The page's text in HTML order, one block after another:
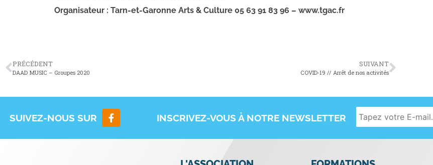
Organisateur : Tarn-et-Garonne Arts & Culture 05 63 91 83 96 – www.tgac.fr
PRÉCÉDENT
DAAD MUSIC – Groupes 2020
SUIVANT
COVID-19 // Arrêt de nos activités
SUIVEZ-NOUS SUR INSCRIVEZ-VOUS À NOTRE NEWSLETTER